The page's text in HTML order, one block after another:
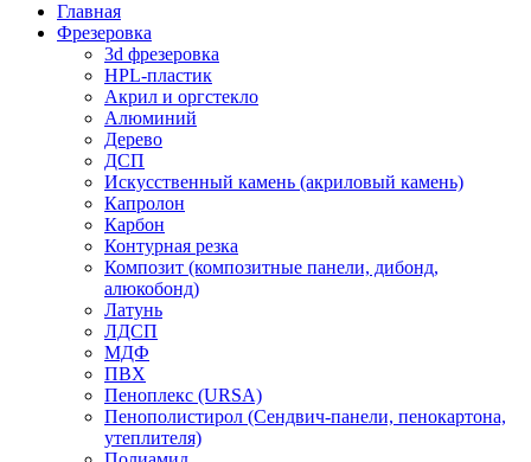
Главная
Фрезеровка
3d фрезеровка
HPL-пластик
Акрил и оргстекло
Алюминий
Дерево
ДСП
Искусственный камень (акриловый камень)
Капролон
Карбон
Контурная резка
Композит (композитные панели, дибонд,
алюкобонд)
Латунь
ЛДСП
МДФ
ПВХ
Пеноплекс (URSA)
Пенополистирол (Сендвич-панели, пенокартона,
утеплителя)